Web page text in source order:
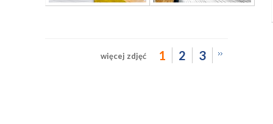
1 2 3
więcej zdjęć